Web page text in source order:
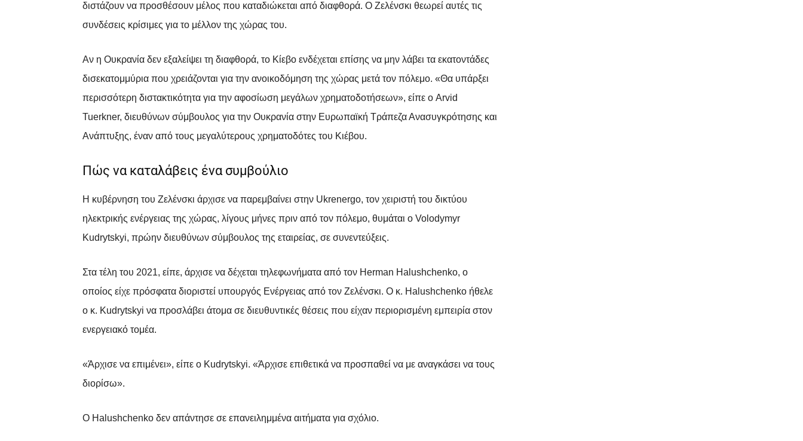
διστάζουν να προσθέσουν μέλος που καταδιώκεται από διαφθορά. Ο Ζελένσκι θεωρεί αυτές τις
συνδέσεις κρίσιμες για το μέλλον της χώρας του.
Αν η Ουκρανία δεν εξαλείψει τη διαφθορά, το Κίεβο ενδέχεται επίσης να μην λάβει τα εκατοντάδες
δισεκατομμύρια που χρειάζονται για την ανοικοδόμηση της χώρας μετά τον πόλεμο. «Θα υπάρξει
περισσότερη διστακτικότητα για την αφοσίωση μεγάλων χρηματοδοτήσεων», είπε ο Arvid
Tuerkner, διευθύνων σύμβουλος για την Ουκρανία στην Ευρωπαϊκή Τράπεζα Ανασυγκρότησης και
Ανάπτυξης, έναν από τους μεγαλύτερους χρηματοδότες του Κιέβου.
Πώς να καταλάβεις ένα συμβούλιο
Η κυβέρνηση του Ζελένσκι άρχισε να παρεμβαίνει στην Ukrenergo, τον χειριστή του δικτύου
ηλεκτρικής ενέργειας της χώρας, λίγους μήνες πριν από τον πόλεμο, θυμάται ο Volodymyr
Kudrytskyi, πρώην διευθύνων σύμβουλος της εταιρείας, σε συνεντεύξεις.
Στα τέλη του 2021, είπε, άρχισε να δέχεται τηλεφωνήματα από τον Herman Halushchenko, ο
οποίος είχε πρόσφατα διοριστεί υπουργός Ενέργειας από τον Ζελένσκι. Ο κ. Halushchenko ήθελε
ο κ. Kudrytskyi να προσλάβει άτομα σε διευθυντικές θέσεις που είχαν περιορισμένη εμπειρία στον
ενεργειακό τομέα.
«Άρχισε να επιμένει», είπε ο Kudrytskyi. «Άρχισε επιθετικά να προσπαθεί να με αναγκάσει να τους
διορίσω».
Ο Halushchenko δεν απάντησε σε επανειλημμένα αιτήματα για σχόλιο.